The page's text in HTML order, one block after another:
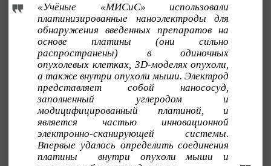
«Учёные «МИСиС» использовали
платинизированные наноэлектроды для
обнаружения введенных препаратов на
основе платины (они сильно
распространены) в одиночных
опухолевых клетках, 3D-моделях опухоли,
а также внутри опухоли мыши. Электрод
представляет собой нанососуд,
заполненный углеродом и
модицифицированный платиной, и
является частью инновационной
электронно-сканирующей системы.
Впервые удалось определить соединения
платины внутри опухоли мыши и